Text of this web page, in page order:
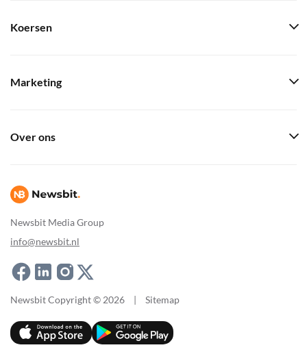
Newsbit Media Group
info@newsbit.nl
Koersen
Marketing
Over ons
Newsbit Copyright © 2026 | Sitemap